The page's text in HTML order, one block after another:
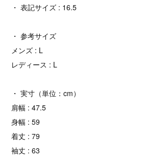
・ 表記サイズ : 16.5
・ 参考サイズ
メンズ : L
レディース : L
・ 実寸（単位：cm）
肩幅 : 47.5
身幅 : 59
着丈 : 79
袖丈 : 63